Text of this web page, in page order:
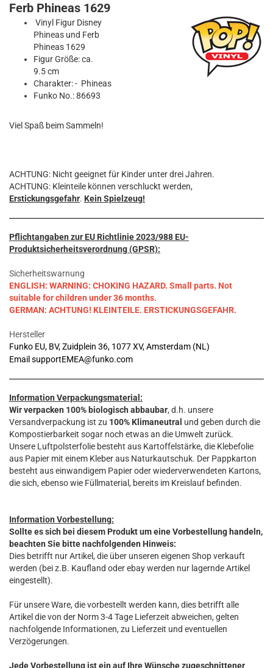
Ferb Phineas 1629
Vinyl Figur Disney
Phineas und Ferb
Phineas 1629
Figur Größe: ca.
9.5 cm
Charakter: - Phineas
Funko No.: 86693
Viel Spaß beim Sammeln!
ACHTUNG: Nicht geeignet für Kinder unter drei Jahren.
ACHTUNG: Kleinteile können verschluckt werden,
Erstickungsgefahr. Kein Spielzeug!
Pflichtangaben zur EU Richtlinie 2023/988 EU-
Produktsicherheitsverordnung (GPSR):
Sicherheitswarnung
ENGLISH: WARNING: CHOKING HAZARD. Small parts. Not
suitable for children under 36 months.
GERMAN: ACHTUNG! KLEINTEILE. ERSTICKUNGSGEFAHR.
Hersteller
Funko EU, BV, Zuidplein 36, 1077 XV, Amsterdam (NL)
Email supportEMEA@funko.com
Information Verpackungsmaterial:
Wir verpacken 100% biologisch abbaubar, d.h. unsere
Versandverpackung ist zu 100% Klimaneutral und geben durch die
Kompostierbarkeit sogar noch etwas an die Umwelt zurück.
Unsere Luftpolsterfolie besteht aus Kartoffelstärke, die Klebefolie
aus Papier mit einem Kleber aus Naturkautschuk. Der Pappkarton
besteht aus einwandigem Papier oder wiederverwendeten Kartons,
die sich, ebenso wie Füllmaterial, bereits im Kreislauf befinden.
Information Vorbestellung:
Sollte es sich bei diesem Produkt um eine Vorbestellung handeln,
beachten Sie bitte nachfolgenden Hinweis:
Dies betrifft nur Artikel, die über unseren eigenen Shop verkauft
werden (bei z.B. Kaufland oder ebay werden nur lagernde Artikel
eingestellt).
Für unsere Ware, die vorbestellt werden kann, dies betrifft alle
Artikel die von der Norm 3-4 Tage Lieferzeit abweichen, gelten
nachfolgende Informationen, zu Lieferzeit und eventuellen
Verzögerungen.
Jede Vorbestellung ist ein auf Ihre Wünsche zugeschnittener